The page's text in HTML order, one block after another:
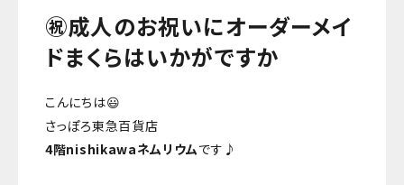
㊗️成人のお祝いにオーダーメイ
ドまくらはいかがですか
こんにちは😃
さっぽろ東急百貨店
4階nishikawaネムリウムです♪